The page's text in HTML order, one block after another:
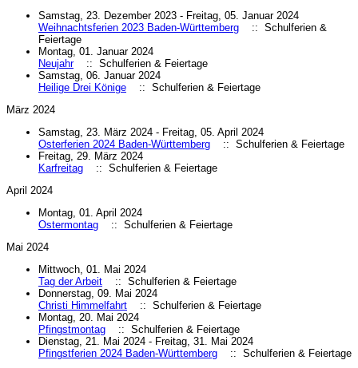
Samstag, 23. Dezember 2023 - Freitag, 05. Januar 2024
Weihnachtsferien 2023 Baden-Württemberg
:: Schulferien &
Feiertage
Montag, 01. Januar 2024
Neujahr
:: Schulferien & Feiertage
Samstag, 06. Januar 2024
Heilige Drei Könige
:: Schulferien & Feiertage
März 2024
Samstag, 23. März 2024 - Freitag, 05. April 2024
Osterferien 2024 Baden-Württemberg
:: Schulferien & Feiertage
Freitag, 29. März 2024
Karfreitag
:: Schulferien & Feiertage
April 2024
Montag, 01. April 2024
Ostermontag
:: Schulferien & Feiertage
Mai 2024
Mittwoch, 01. Mai 2024
Tag der Arbeit
:: Schulferien & Feiertage
Donnerstag, 09. Mai 2024
Christi Himmelfahrt
:: Schulferien & Feiertage
Montag, 20. Mai 2024
Pfingstmontag
:: Schulferien & Feiertage
Dienstag, 21. Mai 2024 - Freitag, 31. Mai 2024
Pfingstferien 2024 Baden-Württemberg
:: Schulferien & Feiertage